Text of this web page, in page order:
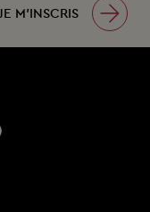
M’INSCRIS